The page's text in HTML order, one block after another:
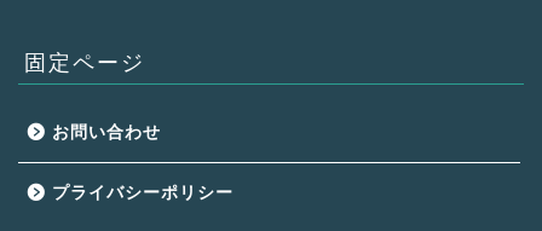
固定ページ
お問い合わせ
プライバシーポリシー